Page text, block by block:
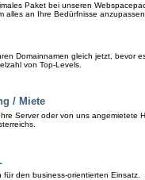
Paket bei unseren
alles an Ihre Bedürfnisse anzupassen
Domainnamen gleich jetzt, bevor
von Top-Levels.
/ Miete
Server oder von uns angemietete
für den business-orientierten Einsatz.